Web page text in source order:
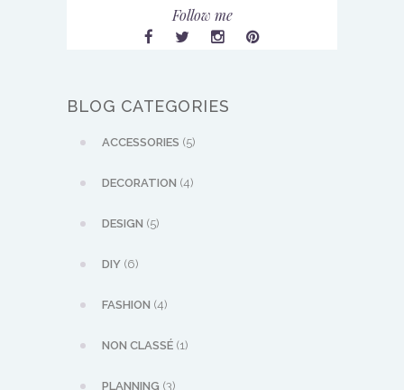
Follow me
BLOG CATEGORIES
ACCESSORIES (5)
DECORATION (4)
DESIGN (5)
DIY (6)
FASHION (4)
NON CLASSÉ (1)
PLANNING (3)